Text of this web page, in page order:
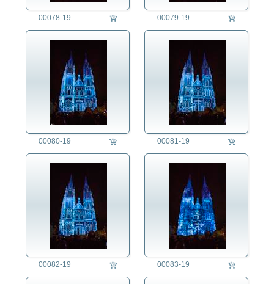
00078-19 00079-19
00080-19 00081-19
00082-19 00083-19